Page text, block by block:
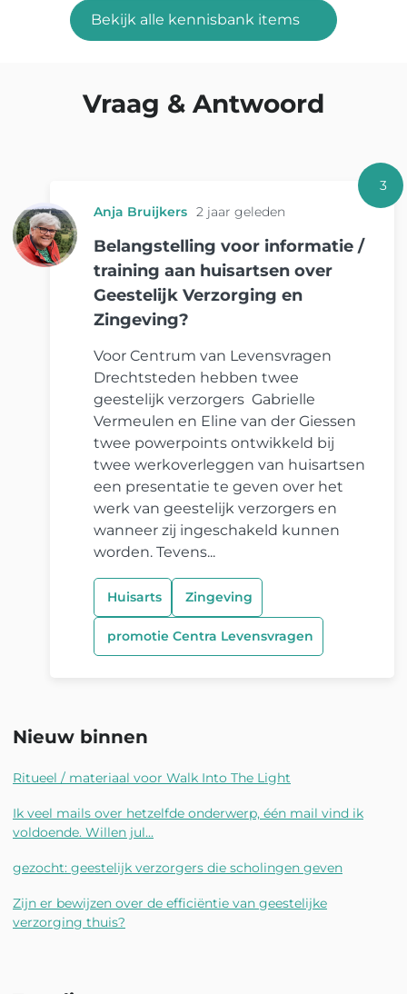
Bekijk alle kennisbank items
Vraag & Antwoord
Anja Bruijkers 2 jaar geleden
Belangstelling voor informatie /
training aan huisartsen over
Geestelijk Verzorging en
Zingeving?
Voor Centrum van Levensvragen
Drechtsteden hebben twee
geestelijk verzorgers Gabrielle
Vermeulen en Eline van der Giessen
twee powerpoints ontwikkeld bij
twee werkoverleggen van huisartsen
een presentatie te geven over het
werk van geestelijk verzorgers en
wanneer zij ingeschakeld kunnen
worden. Tevens...
Huisarts Zingeving
promotie Centra Levensvragen
3
Nieuw binnen
Ritueel / materiaal voor Walk Into The Light
Ik veel mails over hetzelfde onderwerp, één mail vind ik
voldoende. Willen jul...
gezocht: geestelijk verzorgers die scholingen geven
Zijn er bewijzen over de efficiëntie van geestelijke
verzorging thuis?